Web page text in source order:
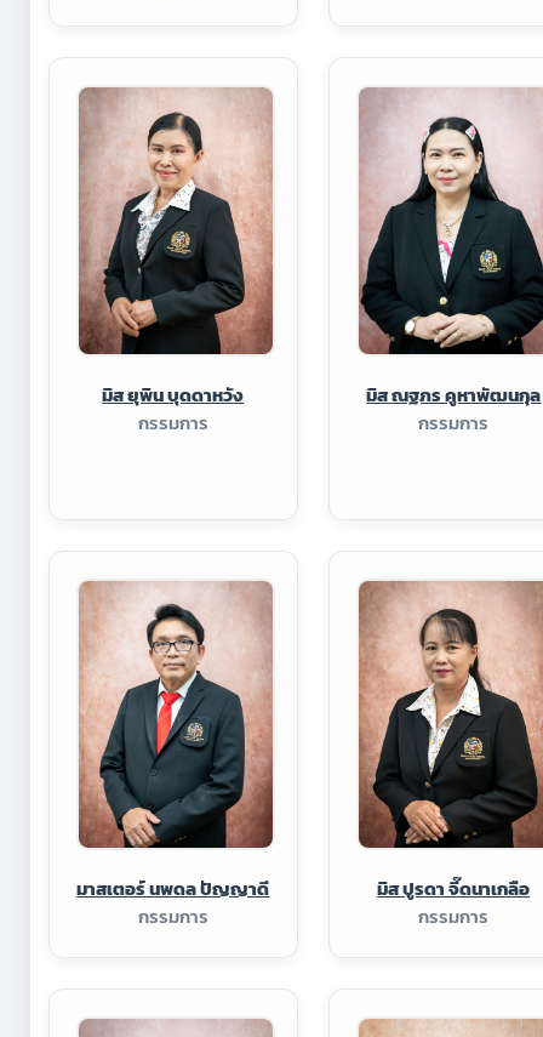
มิส ยุพิน บุดดาหวัง
กรรมการ
มิส ณฐภร คูหาพัฒนกุล
กรรมการ
มาสเตอร์ นพดล ปัญญาดี
กรรมการ
มิส ปูรดา จี๊ดนาเกลือ
กรรมการ